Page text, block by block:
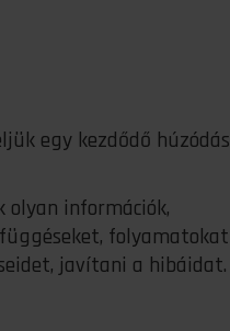
egy kezdődő húzódás
olyan információk,
folyamatokat
javítani a hibáidat.